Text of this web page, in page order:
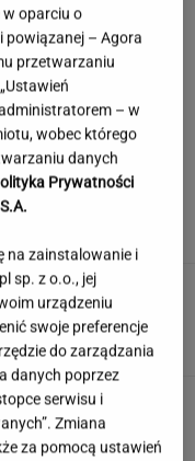
"Rodzice, którzy
Poważna awaria strony
11 zdobędą tylko
w oparciu o
powiązanej – Agora
przetwarzaniu
– w
wobec którego
danych
Prywatności
na zainstalowanie i
sp. z o.o., jej
urządzeniu
swoje preferencje
do zarządzania
danych poprzez
serwisu i
Zmiana
za pomocą ustawień